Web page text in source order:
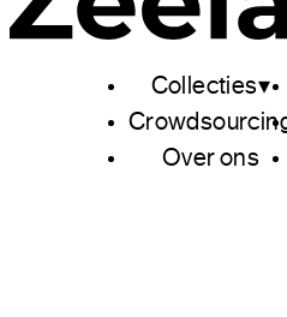
Collecties
Over ons